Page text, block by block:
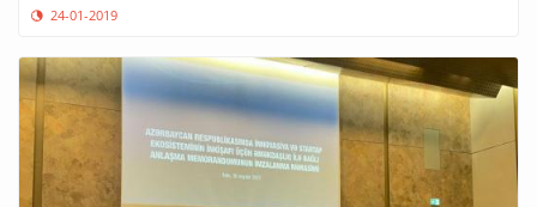
24-01-2019